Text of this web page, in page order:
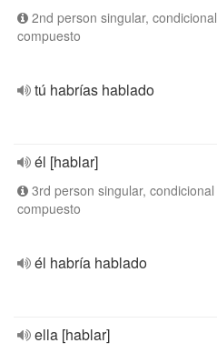
2nd person singular, condicional
compuesto
tú habrías hablado
él [hablar]
3rd person singular, condicional
compuesto
él habría hablado
ella [hablar]